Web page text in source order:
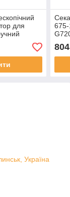
для
804
Україна